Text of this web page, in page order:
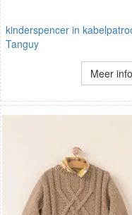
kinderspencer in
Tanguy
Meer info